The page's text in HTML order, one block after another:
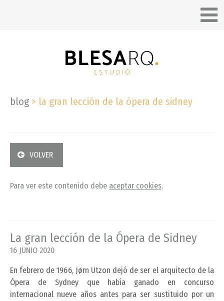
blog > la gran lección de la ópera de sidney
VOLVER
Para ver este contenido debe aceptar cookies.
La gran lección de la Ópera de Sidney
16 JUNIO 2020
En febrero de 1966, Jørn Utzon dejó de ser el arquitecto de la
Ópera de Sydney que había ganado en concurso
internacional nueve años antes para ser sustituido por un